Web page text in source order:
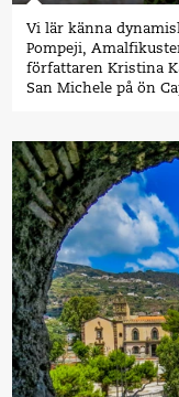
Vi lär känna
Pompeji,
författaren Kristina
San Michele på ön